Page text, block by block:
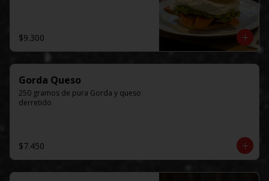
$9.300
Gorda Queso
250 gramos de pura Gorda y queso
derretido
$7.450